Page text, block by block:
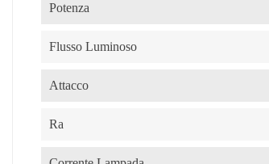
Potenza
Flusso Luminoso
Attacco
Ra